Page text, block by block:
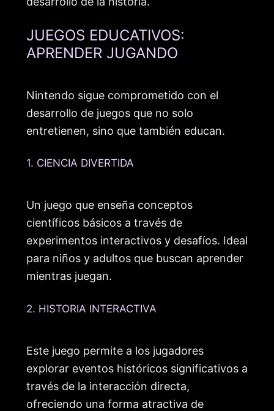
JUEGOS EDUCATIVOS:
APRENDER JUGANDO
Nintendo sigue comprometido con el
desarrollo de juegos que no solo
entretienen, sino que también educan.
1. CIENCIA DIVERTIDA
Un juego que enseña conceptos
científicos básicos a través de
experimentos interactivos y desafíos. Ideal
para niños y adultos que buscan aprender
mientras juegan.
2. HISTORIA INTERACTIVA
Este juego permite a los jugadores
explorar eventos históricos significativos a
través de la interacción directa,
ofreciendo una forma atractiva de